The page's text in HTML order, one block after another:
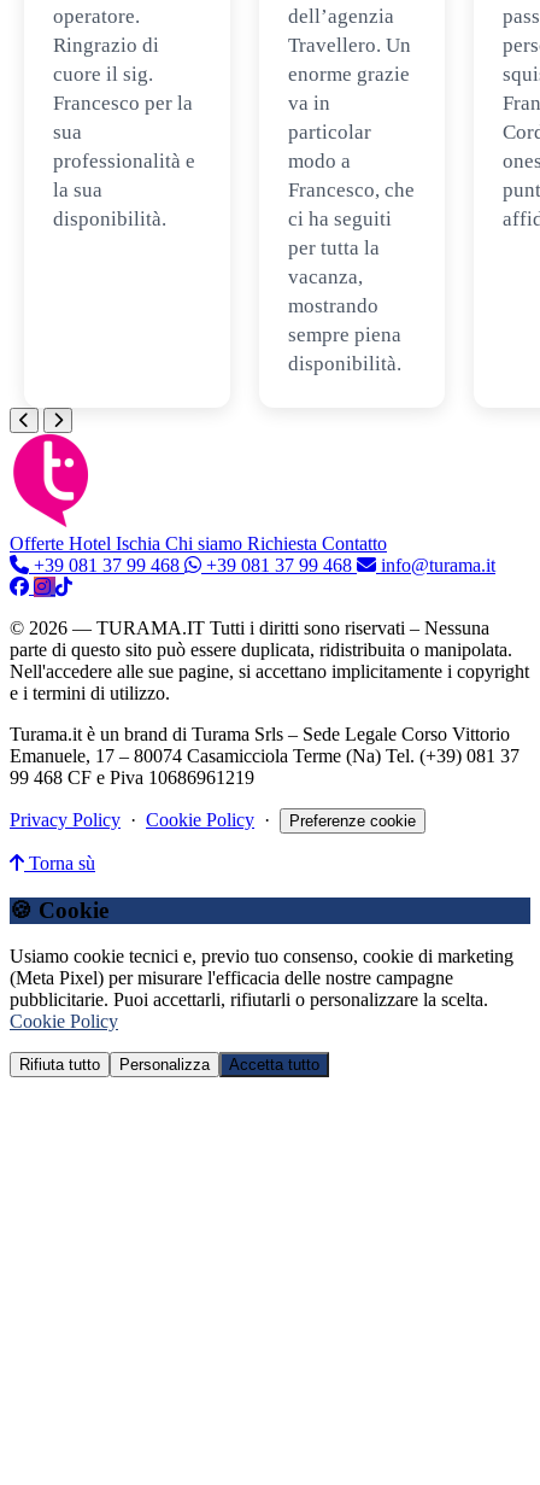
operatore.
Ringrazio di
cuore il sig.
Francesco per la
sua
professionalità e
la sua
disponibilità.
dell’agenzia
Travellero. Un
enorme grazie
va in
particolar
modo a
Francesco, che
ci ha seguiti
per tutta la
vacanza,
mostrando
sempre piena
disponibilità.
Offerte Hotel Ischia Chi siamo Richiesta Contatto
+39 081 37 99 468
+39 081 37 99 468 info@turama.it
© 2026 — TURAMA.IT Tutti i diritti sono riservati – Nessuna
parte di questo sito può essere duplicata, ridistribuita o manipolata.
Nell'accedere alle sue pagine, si accettano implicitamente i copyright
e i termini di utilizzo.
Turama.it è un brand di Turama Srls – Sede Legale Corso Vittorio
Emanuele, 17 – 80074 Casamicciola Terme (Na) Tel. (+39) 081 37
99 468 CF e Piva 10686961219
Privacy Policy · Cookie Policy · Preferenze cookie
Torna sù
🍪 Cookie
Usiamo cookie tecnici e, previo tuo consenso, cookie di marketing
(Meta Pixel) per misurare l'efficacia delle nostre campagne
pubblicitarie. Puoi accettarli, rifiutarli o personalizzare la scelta.
Cookie Policy
Rifiuta tutto Personalizza Accetta tutto